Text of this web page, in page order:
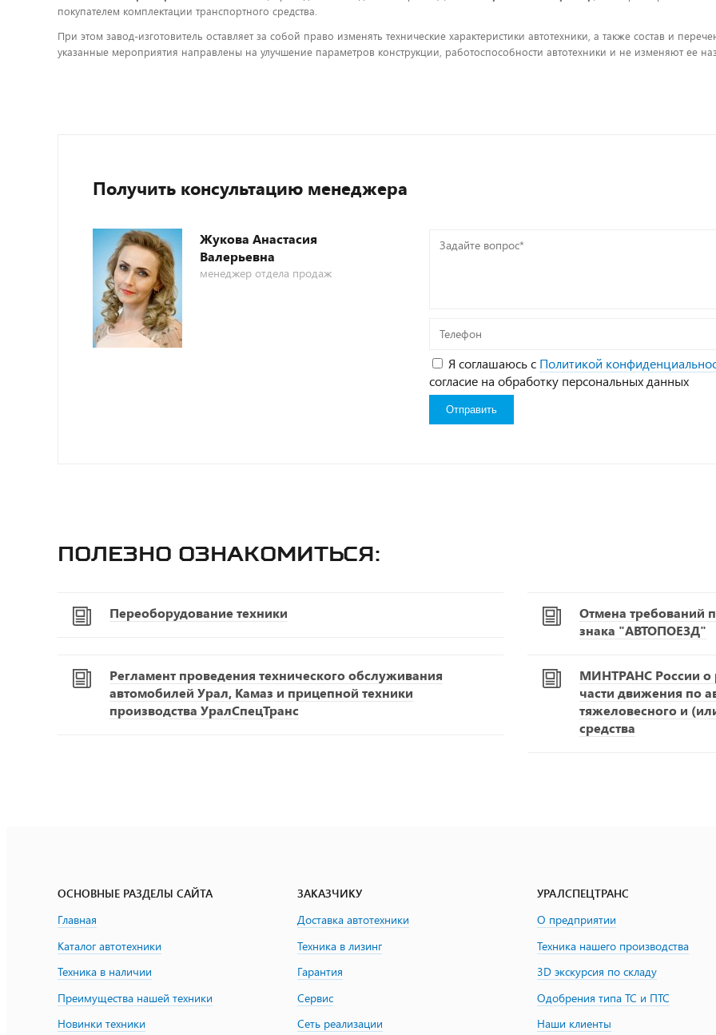
покупателем комплектации транспортного средства.
При этом завод-изготовитель оставляет за собой право изменять технические характеристики автотехники, а также состав и
указанные мероприятия направлены на улучшение параметров конструкции, работоспособности автотехники и не изменяют ее
Получить консультацию менеджера
Жукова Анастасия
Валерьевна
менеджер отдела продаж
Задайте
Телефон
Я соглашаюсь с Политикой
согласие на обработку персональных данных
Полезно ознакомиться:
Переоборудование техники
Отмена требований
знака "АВТОПОЕЗД"
Регламент проведения технического обслуживания
автомобилей Урал, Камаз и прицепной техники
производства УралСпецТранс
МИНТРАНС России о
части движения по
тяжеловесного и
средства
ОСНОВНЫЕ РАЗДЕЛЫ САЙТА
Главная
Каталог автотехники
Техника в наличии
Преимущества нашей техники
Новинки техники
ЗАКАЗЧИКУ
Доставка автотехники
Техника в лизинг
Гарантия
Сервис
Сеть реализации
УРАЛСПЕЦТРАНС
О предприятии
Техника нашего производства
3D экскурсия по складу
Одобрения типа ТС и ПТС
Наши клиенты